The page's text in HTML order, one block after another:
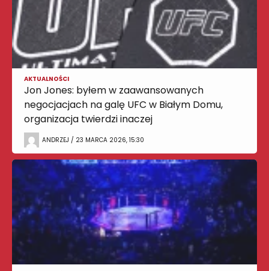
AKTUALNOŚCI
Jon Jones: byłem w zaawansowanych
negocjacjach na galę UFC w Białym Domu,
organizacja twierdzi inaczej
ANDRZEJ / 23 MARCA 2026, 15:30